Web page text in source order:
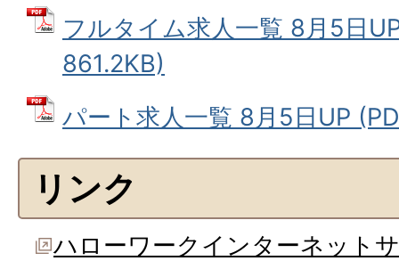
フルタイム求人一覧 8月5日
861.2KB)
パート求人一覧 8月5日UP
リンク
ハローワークインターネット